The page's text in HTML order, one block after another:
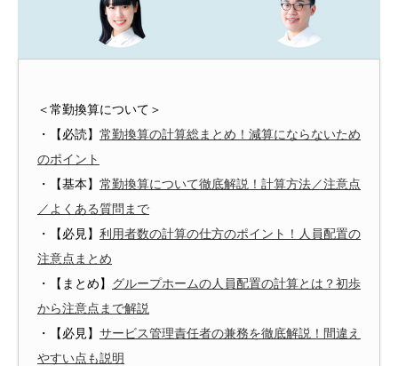
＜常勤換算について＞
・【必読】 常勤換算の計算総まとめ！減算にならないため
のポイント
・【基本】 常勤換算について徹底解説！計算方法／注意点
／よくある質問まで
・【必見】 利用者数の計算の仕方のポイント！人員配置の
注意点まとめ
・【まとめ】 グループホームの人員配置の計算とは？初歩
から注意点まで解説
・【必見】 サービス管理責任者の兼務を徹底解説！間違え
やすい点も説明